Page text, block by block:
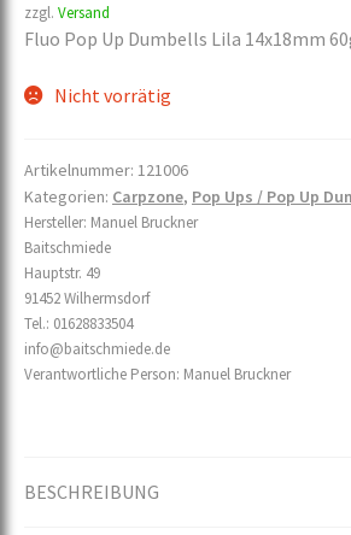
zzgl. Versand
Fluo Pop Up Dumbells Lila 14x18mm
Nicht vorrätig
Artikelnummer: 121006
Kategorien: Carpzone, Pop Ups / Pop Up
Hersteller: Manuel Bruckner
Baitschmiede
Hauptstr. 49
91452 Wilhermsdorf
Tel.: 01628833504
info@baitschmiede.de
Verantwortliche Person: Manuel Bruckner
BESCHREIBUNG